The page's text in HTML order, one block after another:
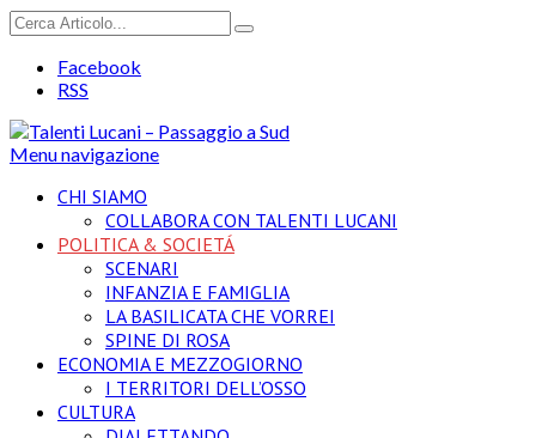
Facebook
RSS
Menu navigazione
CHI SIAMO
COLLABORA CON TALENTI LUCANI
POLITICA & SOCIETÁ
SCENARI
INFANZIA E FAMIGLIA
LA BASILICATA CHE VORREI
SPINE DI ROSA
ECONOMIA E MEZZOGIORNO
I TERRITORI DELL’OSSO
CULTURA